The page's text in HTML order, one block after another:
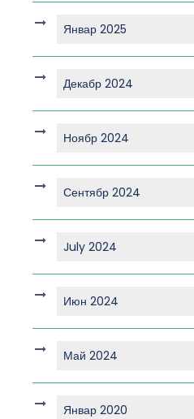
Январ 2025
Декабр 2024
Ноябр 2024
Сентябр 2024
July 2024
Июн 2024
Май 2024
Январ 2020